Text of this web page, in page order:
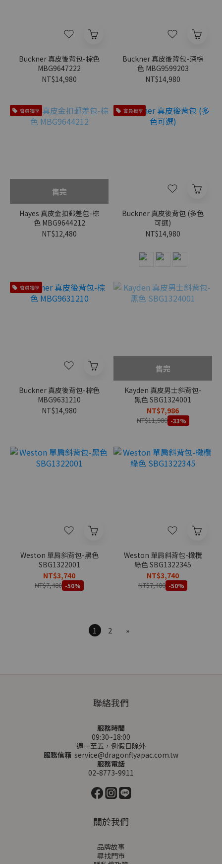
Buckner 真皮後背包-棕色
MBG9647222
NT$14,980
Buckner 真皮後背包-深棕
色 MBG9599203
NT$14,980
會員獨享
售完
Hayes 真皮金扣郵差包-棕
色 MBG9644212
NT$12,480
會員獨享
Buckner 真皮後背包 (多色
可選)
NT$14,980
會員獨享
Buckner 真皮後背包-棕色
MBG9631210
NT$14,980
售完
Kayden 真皮男士斜背包-
黑色 SBG1324001
NT$7,986
NT$11,980 -33%
Weston 單肩斜背包-黑色
SBG1322001
NT$3,740
NT$7,480 -50%
Weston 單肩斜背包-橄欖
綠色 SBG1322345
NT$3,740
NT$7,480 -50%
1 2 »
聯絡我們
服務時間
09:30~18:00
週一至五，例假日除外
服務信箱 service@dragonflyapac.com.tw
服務電話
02-8773-9911
關於我們
品牌故事
尋找門市